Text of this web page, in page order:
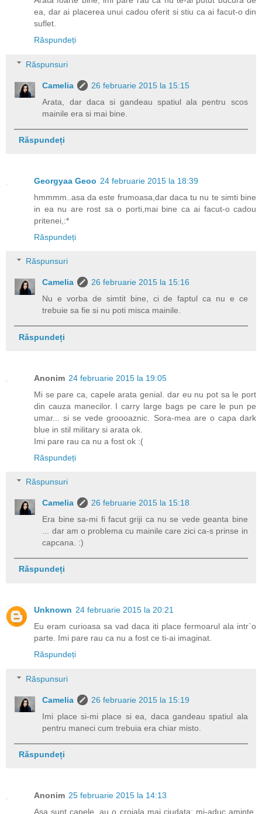
ea, dar ai placerea unui cadou oferit si stiu ca ai facut-o din
suflet.
Răspundeți
Răspunsuri
Camelia
26 februarie 2015 la 15:15
Arata, dar daca si gandeau spatiul ala pentru scos
mainile era si mai bine.
Răspundeți
Georgyaa Geoo 24 februarie 2015 la 18:39
hmmmm..asa da este frumoasa,dar daca tu nu te simti bine
in ea nu are rost sa o porti,mai bine ca ai facut-o cadou
pritenei,:*
Răspundeți
Răspunsuri
Camelia
26 februarie 2015 la 15:16
Nu e vorba de simtit bine, ci de faptul ca nu e ce
trebuie sa fie si nu poti misca mainile.
Răspundeți
Anonim 24 februarie 2015 la 19:05
Mi se pare ca, capele arata genial. dar eu nu pot sa le port
din cauza manecilor. I carry large bags pe care le pun pe
umar... si se vede groooaznic. Sora-mea are o capa dark
blue in stil military si arata ok.
Imi pare rau ca nu a fost ok :(
Răspundeți
Răspunsuri
Camelia
26 februarie 2015 la 15:18
Era bine sa-mi fi facut griji ca nu se vede geanta bine
... dar am o problema cu mainile care zici ca-s prinse in
capcana. :)
Răspundeți
Unknown 24 februarie 2015 la 20:21
Eu eram curioasa sa vad daca iti place fermoarul ala intr`o
parte. Imi pare rau ca nu a fost ce ti-ai imaginat.
Răspundeți
Răspunsuri
Camelia
26 februarie 2015 la 15:19
Imi place si-mi place si ea, daca gandeau spatiul ala
pentru maneci cum trebuia era chiar misto.
Răspundeți
Anonim 25 februarie 2015 la 14:13
Asa sunt capele, au o croiala mai ciudata; mi-aduc aminte,